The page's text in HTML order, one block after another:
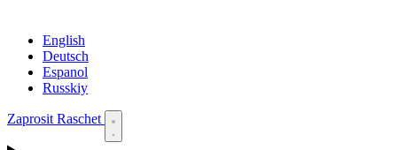
English
Deutsch
Espanol
Russkiy
Zaprosit Raschet